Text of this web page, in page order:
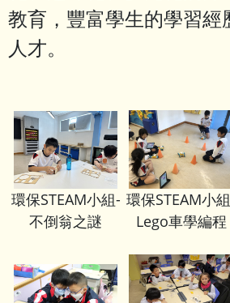
教育，豐富學生的學習經
人才。
環保STEAM小組-
不倒翁之謎
環保STEAM小
Lego車學編程